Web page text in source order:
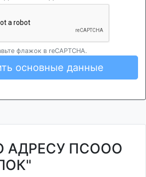
флажок в reCAPTCHA.
основные данные
АДРЕСУ ПСООО